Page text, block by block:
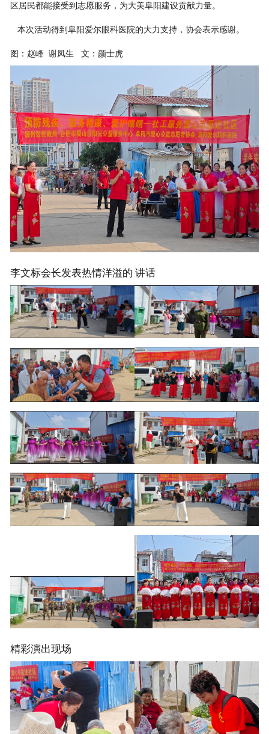
区居民都能接受到志愿服务，为大美阜阳建设贡献力量。
本次活动得到阜阳爱尔眼科医院的大力支持，协会表示感谢。
图：赵峰 谢凤生 文：颜士虎
李文标会长发表热情洋溢的 讲话
精彩演出现场